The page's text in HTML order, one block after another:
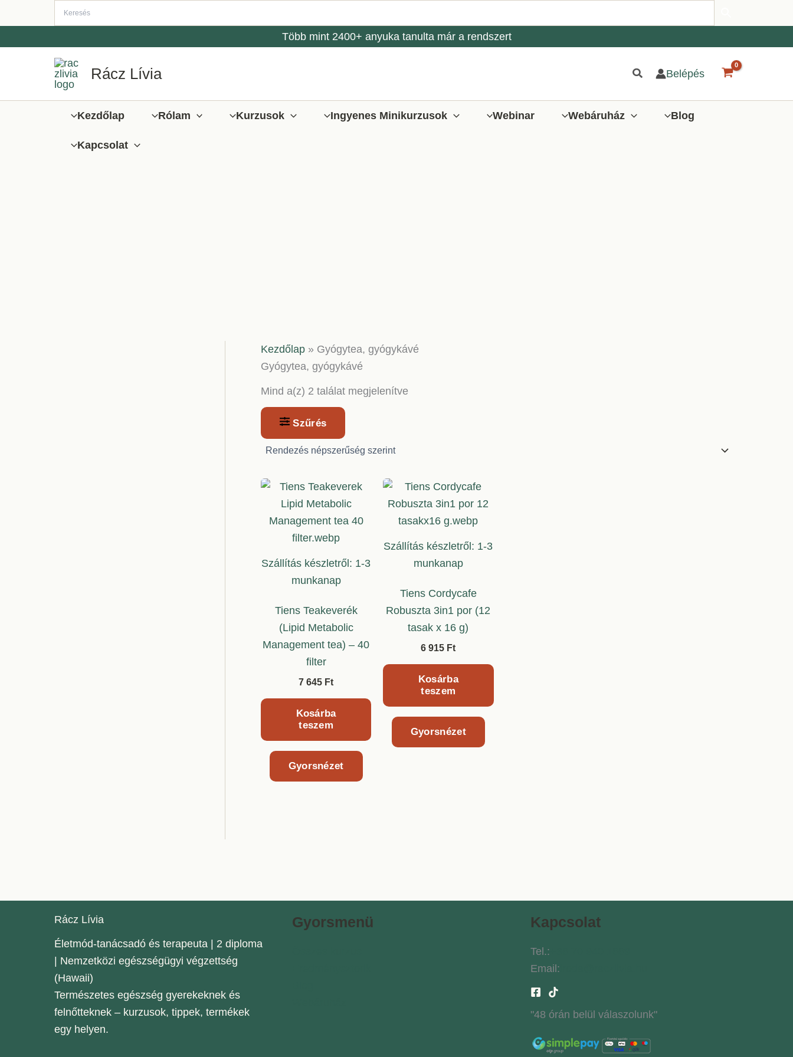
a
Több mint 2400+ anyuka tanulta már a rendszert
Rácz Lívia Belépés
Kezdőlap Rólam Kurzusok Ingyenes Minikurzusok Webinar Webáruház Blog
Kapcsolat
Kezdőlap » Gyógytea, gyógykávé
Gyógytea, gyógykávé
Mind a(z) 2 találat megjelenítve
Szűrés
Szállítás készletről: 1-3
munkanap
Tiens Teakeverék
(Lipid Metabolic
Management tea) – 40
filter
7 645 Ft
Kosárba
teszem
Gyorsnézet
Szállítás készletről: 1-3
munkanap
Tiens Cordycafe
Robuszta 3in1 por (12
tasak x 16 g)
6 915 Ft
Kosárba
teszem
Gyorsnézet
Rácz Lívia
Életmód-tanácsadó és terapeuta | 2 diploma
| Nemzetközi egészségügyi végzettség
(Hawaii)
Természetes egészség gyerekeknek és
felnőtteknek – kurzusok, tippek, termékek
egy helyen.
Gyorsmenü Kapcsolat
Tel.:
Email:
"48 órán belül válaszolunk"